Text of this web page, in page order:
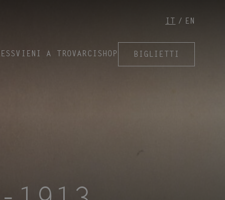
IT EN
VIENI A TROVARCISHOP BIGLIETTI